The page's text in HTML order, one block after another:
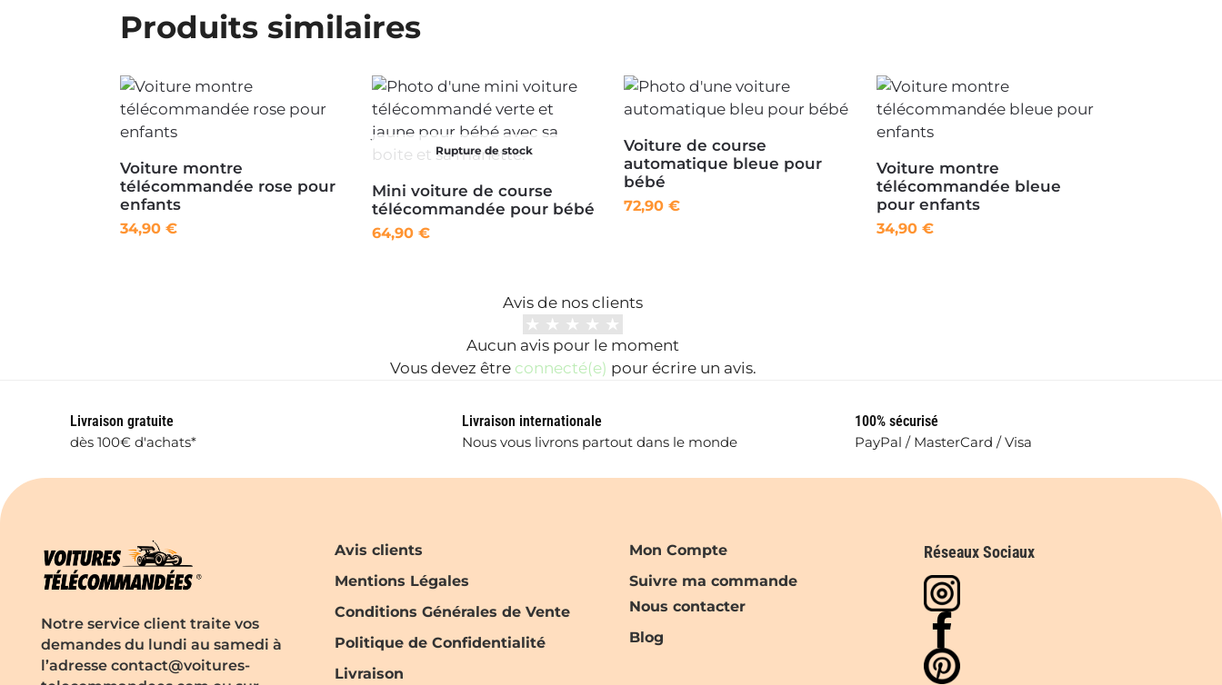
Produits similaires
Voiture montre
télécommandée rose pour
enfants
34,90 €
Rupture de stock
Mini voiture de course
télécommandée pour bébé
64,90 €
Voiture de course
automatique bleue pour
bébé
72,90€
Voiture montre
télécommandée bleue
pour enfants
34,90 €
Avis de nos clients
Aucun avis pour le moment
Vous devez être connecté(e) pour écrire un avis.
Livraison gratuite
dès 100€ d'achats*
Livraison internationale
Nous vous livrons partout dans le monde
100% sécurisé
PayPal / MasterCard / Visa
Notre service client traite vos
demandes du lundi au samedi à
l’adresse contact@voitures-
Avis clients
Mentions Légales
Conditions Générales de Vente
Politique de Confidentialité
Livraison
Mon Compte
Suivre ma commande
Nous contacter
Blog
Réseaux Sociaux